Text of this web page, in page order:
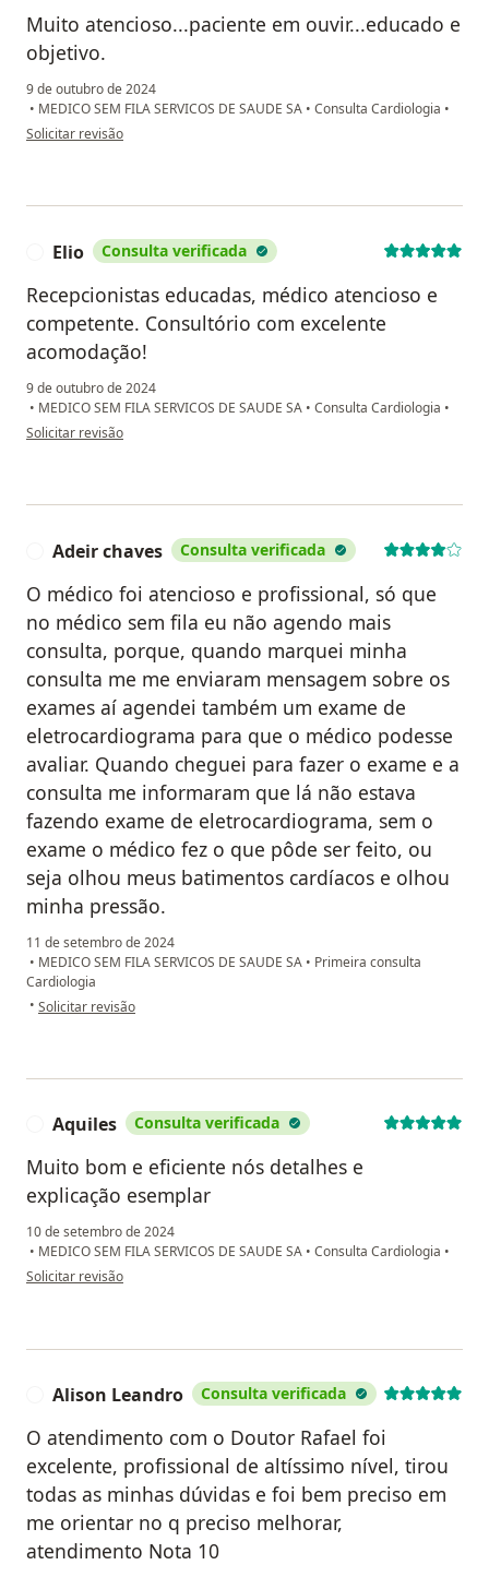
Muito atencioso...paciente em ouvir...educado e
objetivo.
9 de outubro de 2024
• MEDICO SEM FILA SERVICOS DE SAUDE SA • Consulta Cardiologia •
na opinião do utilizador Gso
Solicitar revisão
Elio Consulta verificada
Recepcionistas educadas, médico atencioso e
competente. Consultório com excelente
acomodação!
9 de outubro de 2024
• MEDICO SEM FILA SERVICOS DE SAUDE SA • Consulta Cardiologia •
na opinião do utilizador Elio
Solicitar revisão
Adeir chaves Consulta verificada
O médico foi atencioso e profissional, só que
no médico sem fila eu não agendo mais
consulta, porque, quando marquei minha
consulta me me enviaram mensagem sobre os
exames aí agendei também um exame de
eletrocardiograma para que o médico podesse
avaliar. Quando cheguei para fazer o exame e a
consulta me informaram que lá não estava
fazendo exame de eletrocardiograma, sem o
exame o médico fez o que pôde ser feito, ou
seja olhou meus batimentos cardíacos e olhou
minha pressão.
11 de setembro de 2024
• MEDICO SEM FILA SERVICOS DE SAUDE SA • Primeira consulta
Cardiologia
• na opinião do utilizador Adeir chaves
Solicitar revisão
Aquiles Consulta verificada
Muito bom e eficiente nós detalhes e
explicação esemplar
10 de setembro de 2024
• MEDICO SEM FILA SERVICOS DE SAUDE SA • Consulta Cardiologia •
na opinião do utilizador Aquiles
Solicitar revisão
Alison Leandro Consulta verificada
O atendimento com o Doutor Rafael foi
excelente, profissional de altíssimo nível, tirou
todas as minhas dúvidas e foi bem preciso em
me orientar no q preciso melhorar,
atendimento Nota 10